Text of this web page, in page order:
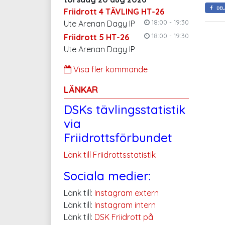
Friidrott 4 TÄVLING HT-26
18:00 - 19:30
Ute Arenan Dagy IP
Friidrott 5 HT-26
18:00 - 19:30
Ute Arenan Dagy IP
Visa fler kommande
LÄNKAR
DSKs tävlingsstatistik
via
Friidrottsförbundet
Länk till Friidrottsstatistik
Sociala medier:
Länk till: Instagram extern
Länk till: Instagram intern
Länk till: DSK Friidrott på